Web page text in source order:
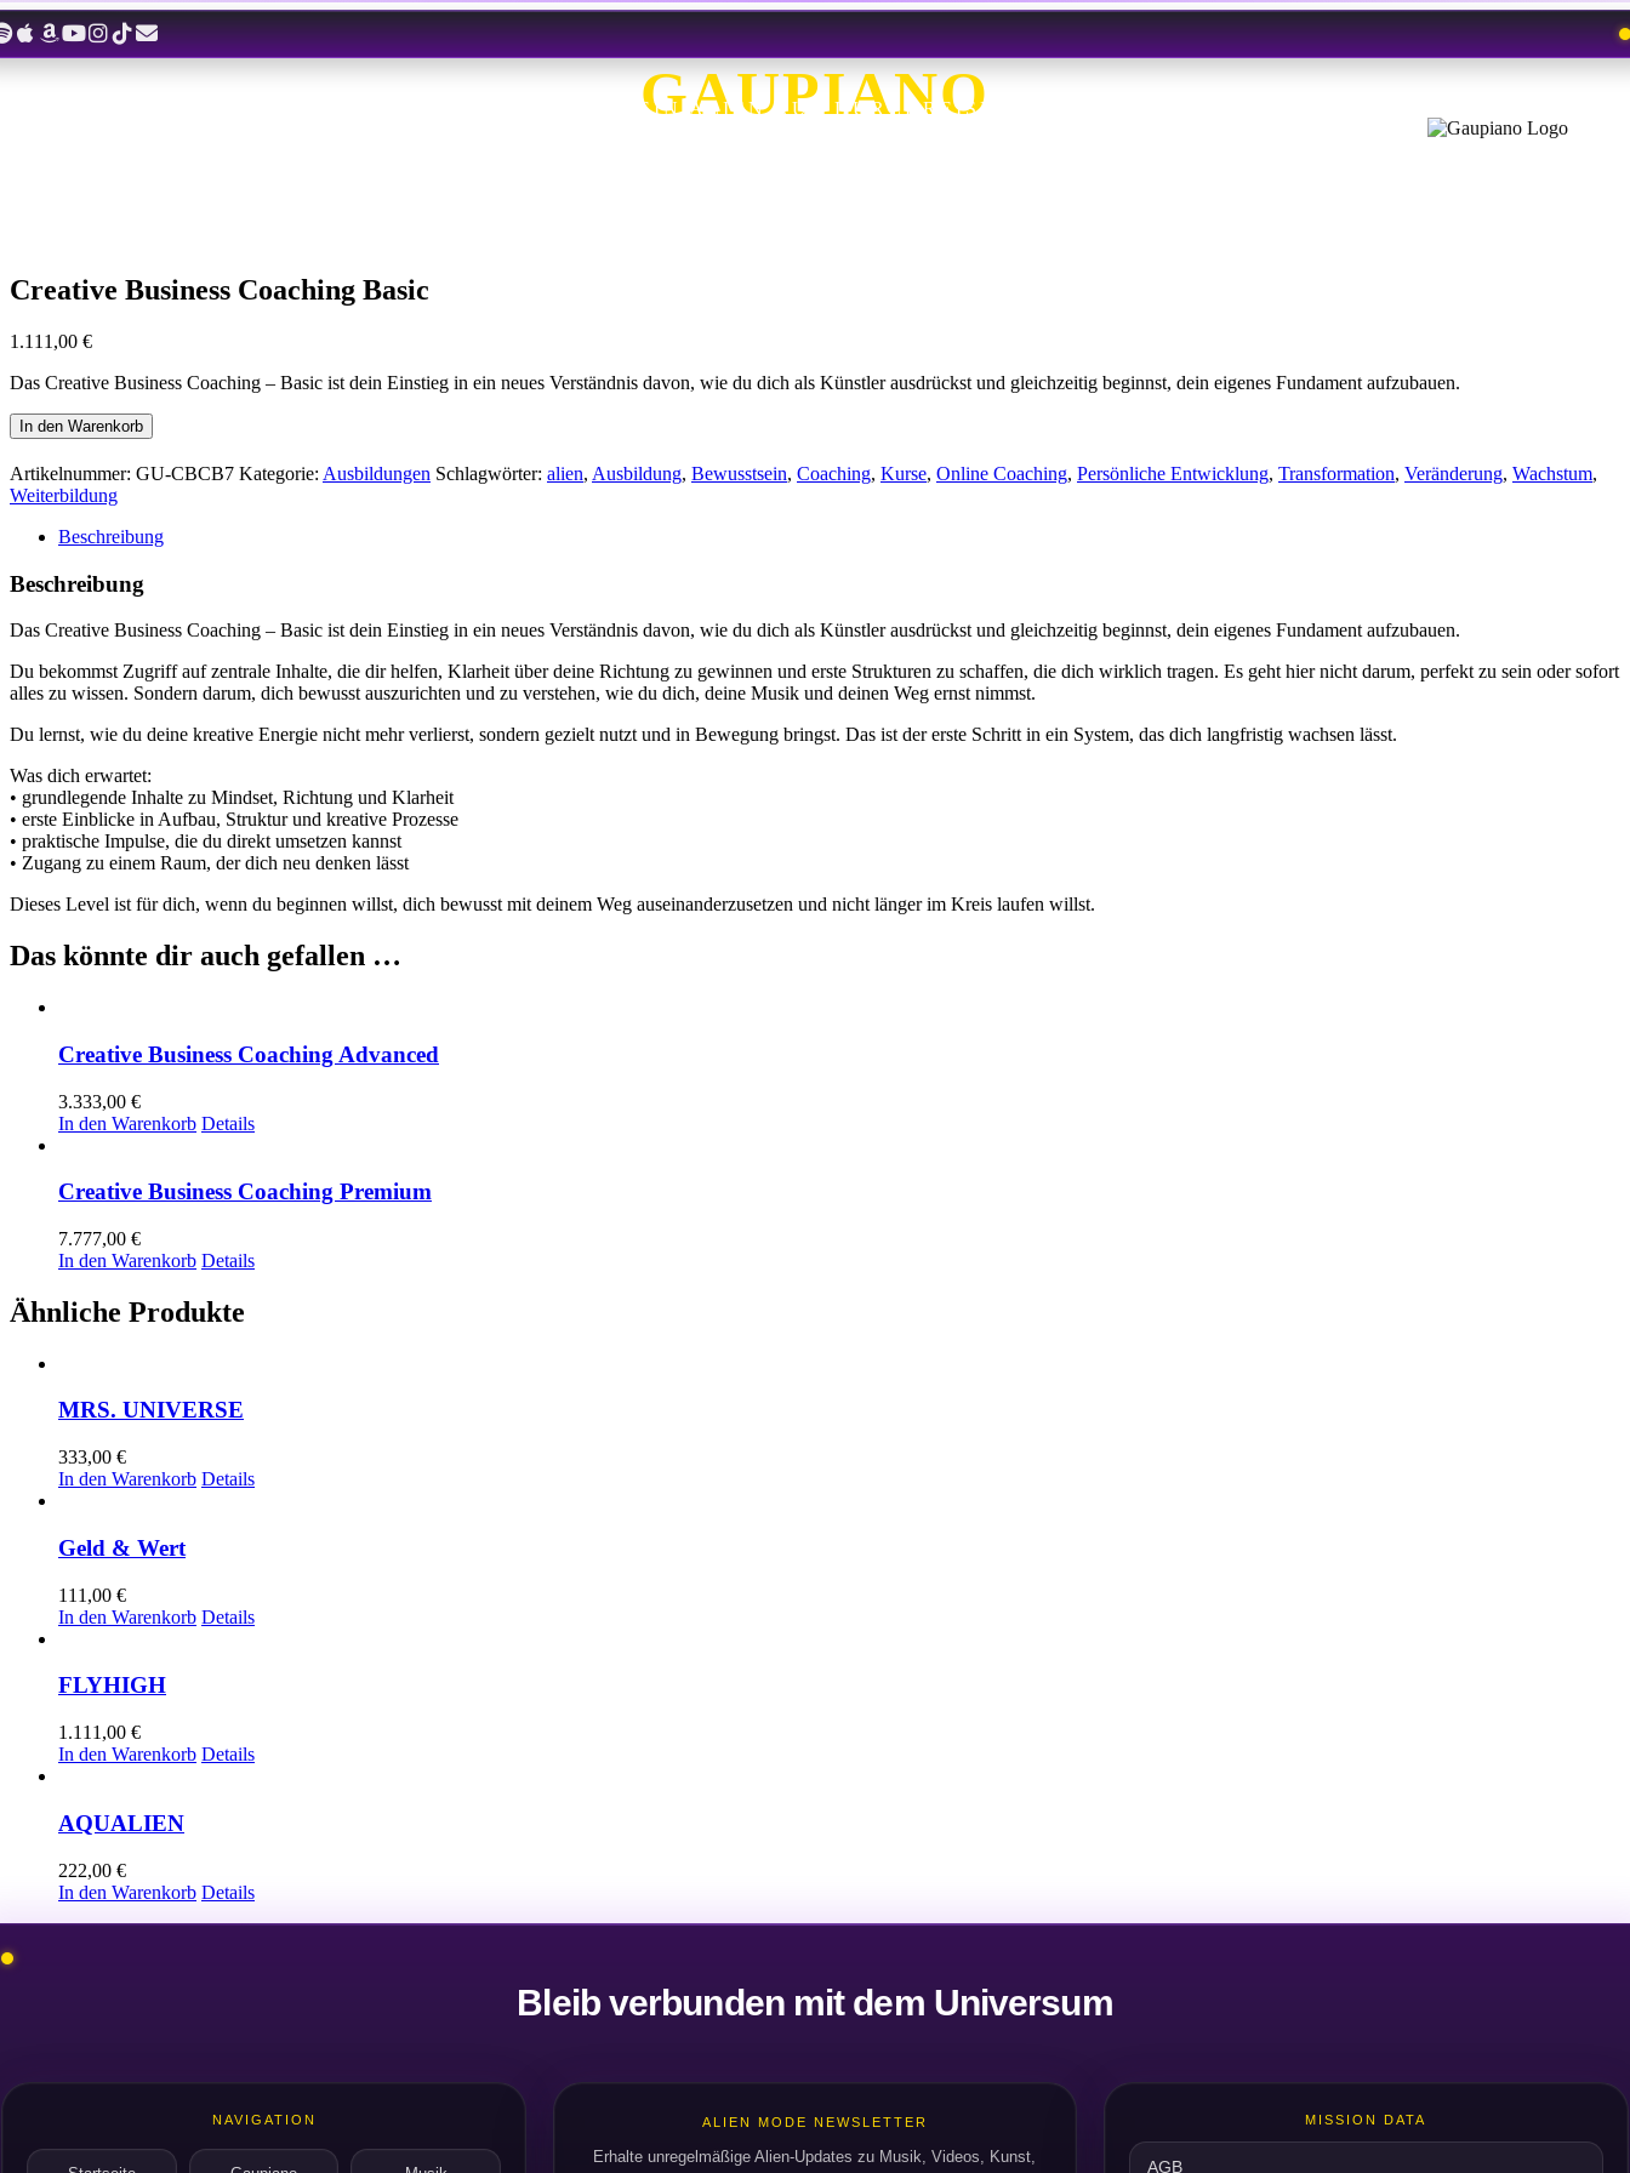
Zum
Inhalt
springen
GAUPIANO
EIN ALIEN AUF DURCHREISE
Creative Business Coaching Basic
1.111,00 €
Das Creative Business Coaching – Basic ist dein Einstieg in ein neues Verständnis davon, wie du dich als Künstler ausdrückst und gleichzeitig beginnst, dein eigenes Fundament aufzubauen.
Creative
Business
Coaching
Basic
Menge
In den Warenkorb
Artikelnummer: GU-CBCB7 Kategorie: Ausbildungen Schlagwörter: alien, Ausbildung, Bewusstsein, Coaching, Kurse, Online Coaching, Persönliche Entwicklung, Transformation, Veränderung, Wachstum,
Weiterbildung
Beschreibung
Beschreibung
Das Creative Business Coaching – Basic ist dein Einstieg in ein neues Verständnis davon, wie du dich als Künstler ausdrückst und gleichzeitig beginnst, dein eigenes Fundament aufzubauen.
Du bekommst Zugriff auf zentrale Inhalte, die dir helfen, Klarheit über deine Richtung zu gewinnen und erste Strukturen zu schaffen, die dich wirklich tragen. Es geht hier nicht darum, perfekt zu sein oder sofort
alles zu wissen. Sondern darum, dich bewusst auszurichten und zu verstehen, wie du dich, deine Musik und deinen Weg ernst nimmst.
Du lernst, wie du deine kreative Energie nicht mehr verlierst, sondern gezielt nutzt und in Bewegung bringst. Das ist der erste Schritt in ein System, das dich langfristig wachsen lässt.
Was dich erwartet:
• grundlegende Inhalte zu Mindset, Richtung und Klarheit
• erste Einblicke in Aufbau, Struktur und kreative Prozesse
• praktische Impulse, die du direkt umsetzen kannst
• Zugang zu einem Raum, der dich neu denken lässt
Dieses Level ist für dich, wenn du beginnen willst, dich bewusst mit deinem Weg auseinanderzusetzen und nicht länger im Kreis laufen willst.
Das könnte dir auch gefallen …
Creative Business Coaching Advanced
3.333,00 €
In den Warenkorb Details
Creative Business Coaching Premium
7.777,00 €
In den Warenkorb Details
Ähnliche Produkte
MRS. UNIVERSE
333,00 €
In den Warenkorb Details
Geld & Wert
111,00 €
In den Warenkorb Details
FLYHIGH
1.111,00 €
In den Warenkorb Details
AQUALIEN
222,00 €
In den Warenkorb Details
Bleib verbunden mit dem Universum
NAVIGATION ALIEN MODE NEWSLETTER
Erhalte unregelmäßige Alien-Updates zu Musik, Videos, Kunst,
MISSION DATA
AGB